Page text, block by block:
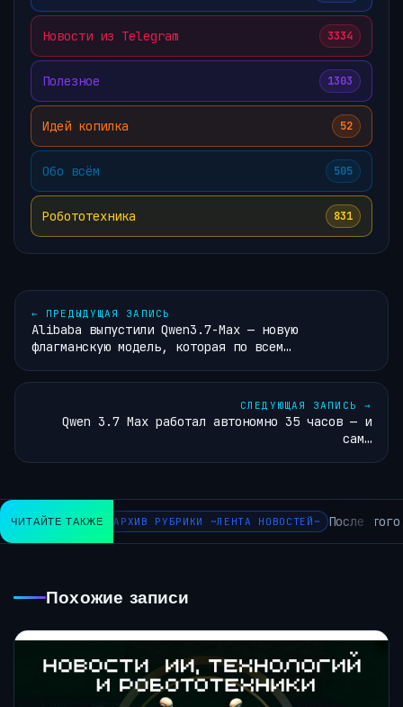
Новости из Telegram 3334
Полезное 1303
Идей копилка 52
Обо всём 505
Робототехника 831
← ПРЕДЫДУЩАЯ ЗАПИСЬ
Alibaba выпустили Qwen3.7-Max — новую
флагманскую модель, которая по всем…
СЛЕДУЮЩАЯ ЗАПИСЬ →
Qwen 3.7 Max работал автономно 35 часов — и
сам…
ЧИТАЙТЕ ТАКЖЕАРХИВ РУБРИКИ ~ЛЕНТА НОВОСТЕЙ~ После того
Похожие записи